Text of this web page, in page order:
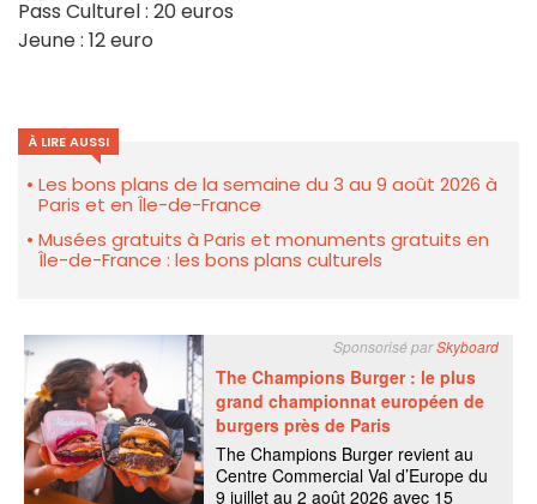
Pass Culturel : 20 euros
Jeune : 12 euro
À LIRE AUSSI
Les bons plans de la semaine du 3 au 9 août 2026 à
Paris et en Île-de-France
Musées gratuits à Paris et monuments gratuits en
Île-de-France : les bons plans culturels